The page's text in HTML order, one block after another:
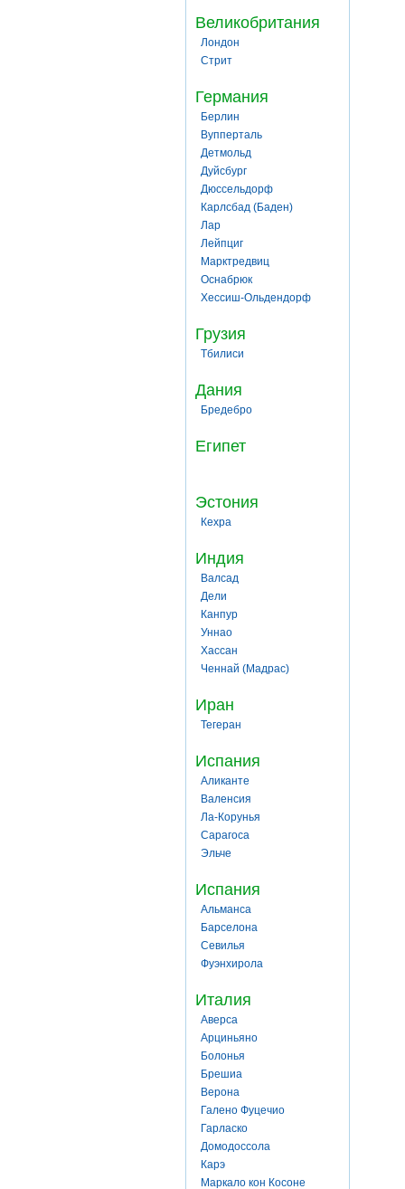
Великобритания
Лондон
Стрит
Германия
Берлин
Вупперталь
Детмольд
Дуйсбург
Дюссельдорф
Карлсбад (Баден)
Лар
Лейпциг
Марктредвиц
Оснабрюк
Хессиш-Ольдендорф
Грузия
Тбилиси
Дания
Бредебро
Египет
Эстония
Кехра
Индия
Валсад
Дели
Канпур
Уннао
Хассан
Ченнай (Мадрас)
Иран
Тегеран
Испания
Аликанте
Валенсия
Ла-Корунья
Сарагоса
Эльче
Испания
Альманса
Барселона
Севилья
Фуэнхирола
Италия
Аверса
Арциньяно
Болонья
Брешиа
Верона
Галено Фуцечио
Гарласко
Домодоссола
Карэ
Маркало кон Косоне